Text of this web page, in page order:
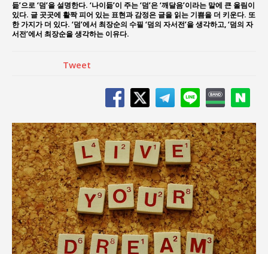
듦’으로 ‘덤’을 설명한다. ‘나이듦’이 주는 ‘덤’은 ‘깨달음’이라는 말에 큰 울림이
있다. 글 곳곳에 활짝 피어 있는 표현과 감정은 글을 읽는 기쁨을 더 키운다. 또
한 가지가 더 있다. ‘덤’에서 최장순의 수필 ‘덤의 자서전’을 생각하고, ‘덤의 자
서전’에서 최장순을 생각하는 이유다.
Tweet